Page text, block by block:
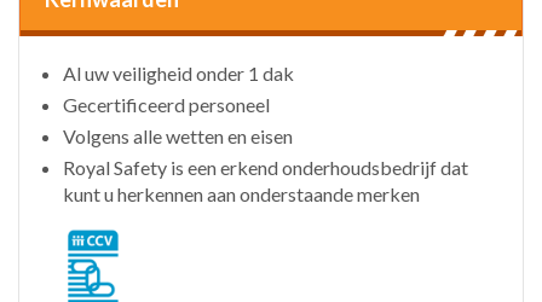
Al uw veiligheid onder 1 dak
Gecertificeerd personeel
Volgens alle wetten en eisen
Royal Safety is een erkend onderhoudsbedrijf dat
kunt u herkennen aan onderstaande merken